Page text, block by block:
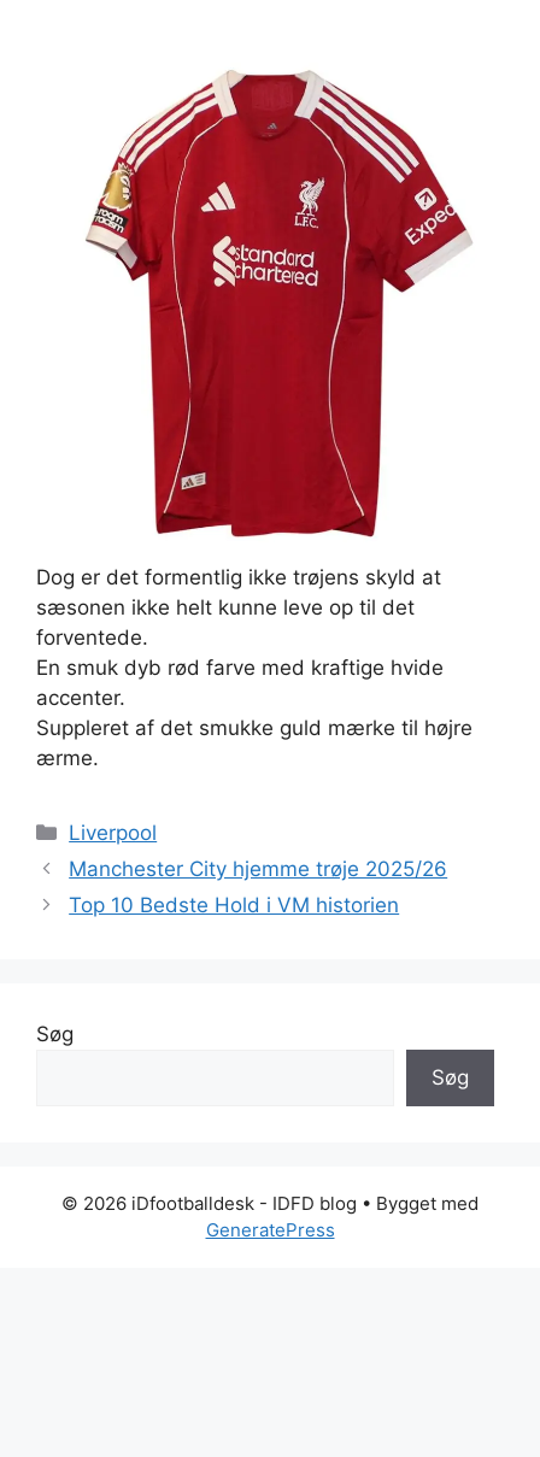
Dog er det formentlig ikke trøjens skyld at
sæsonen ikke helt kunne leve op til det
forventede.
En smuk dyb rød farve med kraftige hvide
accenter.
Suppleret af det smukke guld mærke til højre
ærme.
Kategorier
Liverpool
Manchester City hjemme trøje 2025/26
Top 10 Bedste Hold i VM historien
Søg
Søg
© 2026 iDfootballdesk - IDFD blog • Bygget med
GeneratePress